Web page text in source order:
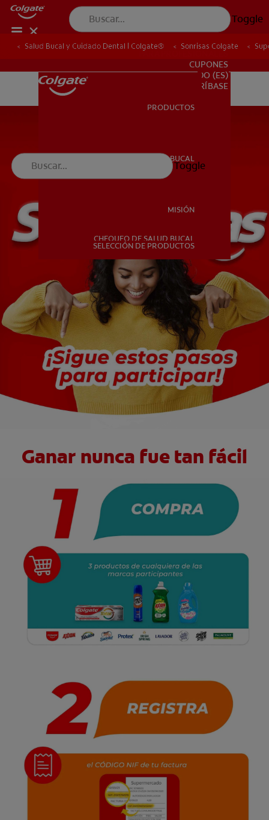
Toggle
SALUD BUCAL
MISIÓN
CHEQUEO DE SALUD BUCAL
SELECCIÓN DE PRODUCTOS
PARA PROFESIONALES
CUPONES
PARA PROFESIONALES
CUPONES
DO (ES)
SUSCRÍBASE
PRODUCTOS
SALUD BUCAL
MISIÓN
CHEQUEO DE SALUD BUCAL
SELECCIÓN DE PRODUCTOS
Toggle
Salud Bucal y Cuidado Dental | Colgate® Sonrisas Colgate
Ganar nunca fue tan fácil